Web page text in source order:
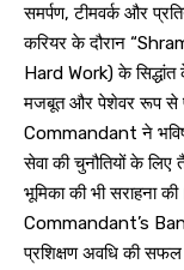
समर्पण, टीमवर्क और
करियर के दौरान
Hard Work) के
मजबूत और पेशेवर रूप से
Commandant ने
सेवा की चुनौतियों के लिए
भूमिका की भी सराहना
Commandant’s
प्रशिक्षण अवधि की